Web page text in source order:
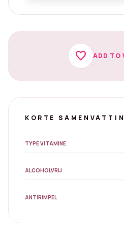
favorite ADD TO
KORTE
TYPE VITAMINE
ALCOHOLVRIJ
ANTIRIMPEL